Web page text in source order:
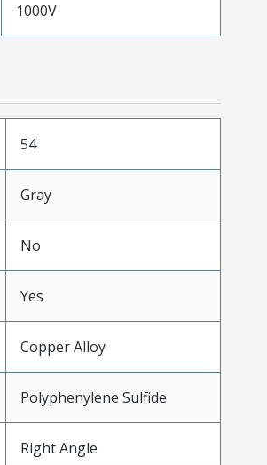
1000V
54
Gray
No
Yes
Copper Alloy
Polyphenylene Sulfide
Right Angle